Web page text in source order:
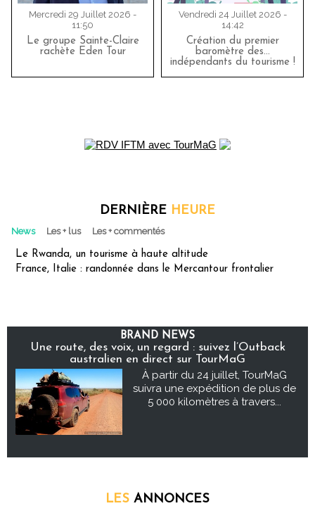
Mercredi 29 Juillet 2026 -
11:50
Le groupe Sainte-Claire
rachète Eden Tour
Vendredi 24 Juillet 2026 -
14:42
Création du premier
baromètre des…
indépendants du tourisme !
DERNIÈRE HEURE
News Les + lus Les + commentés
Le Rwanda, un tourisme à haute altitude
France, Italie : randonnée dans le Mercantour frontalier
BRAND NEWS
Une route, des voix, un regard : suivez l’Outback
australien en direct sur TourMaG
À partir du 24 juillet, TourMaG
suivra une expédition de plus de
5 000 kilomètres à travers...
LES ANNONCES